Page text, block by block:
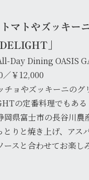
マトやズッキー
」
Day Dining OASIS
／￥12,000
チョやズッキーニの
の定番料理でもあ
岡県富士市の長谷川
とりと焼き上げ、ア
スと合わせてお楽し